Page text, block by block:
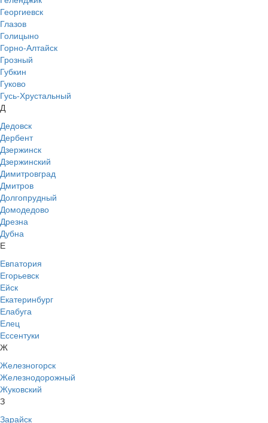
Георгиевск
Глазов
Голицыно
Горно-Алтайск
Грозный
Губкин
Гуково
Гусь-Хрустальный
Д
Дедовск
Дербент
Дзержинск
Дзержинский
Димитровград
Дмитров
Долгопрудный
Домодедово
Дрезна
Дубна
Е
Евпатория
Егорьевск
Ейск
Екатеринбург
Елабуга
Елец
Ессентуки
Ж
Железногорск
Железнодорожный
Жуковский
З
Зарайск